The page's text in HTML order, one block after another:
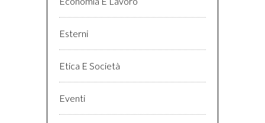
Esterni
Etica E Società
Eventi